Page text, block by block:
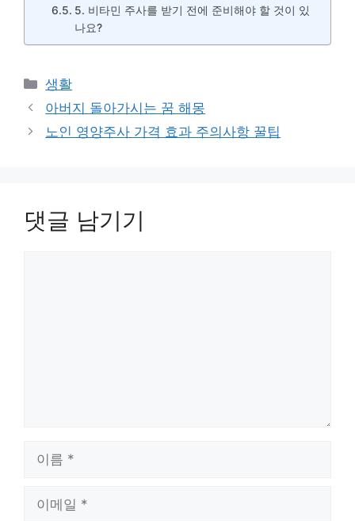
5. 비타민 주사를 받기 전에 준비해야 할 것이 있
나요?
카
테
리
생활
아버지 돌아가시는 꿈 해몽
노인 영양주사 가격 효과 주의사항 꿀팁
댓글 남기기